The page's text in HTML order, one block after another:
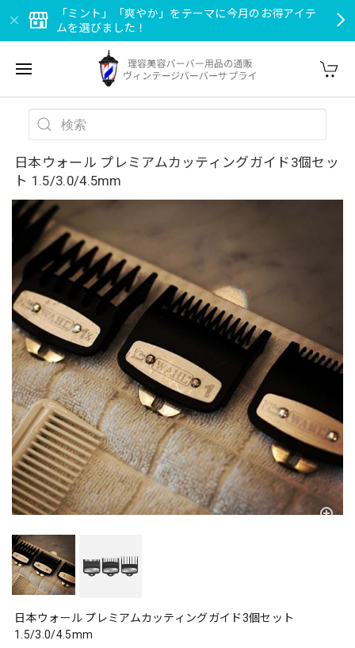
「ミント」「爽やか」をテーマに今月のお得アイテ
ムを選びました！
日本ウォール プレミアムカッティングガイド3個セッ
ト 1.5/3.0/4.5mm
日本ウォール プレミアムカッティングガイド3個セット
1.5/3.0/4.5mm